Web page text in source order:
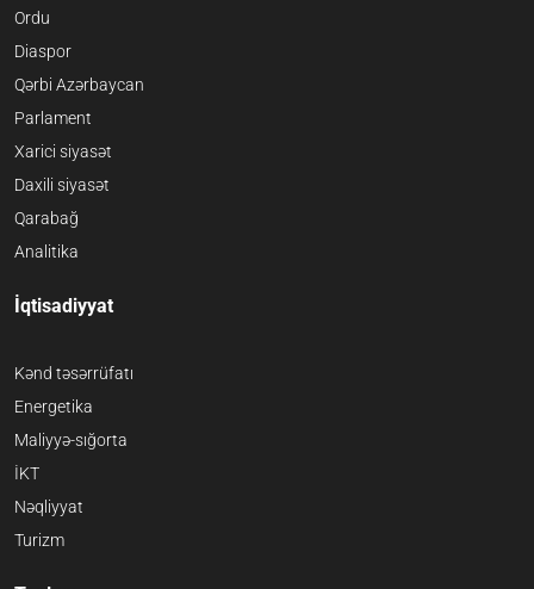
Ordu
Diaspor
Qərbi Azərbaycan
Parlament
Xarici siyasət
Daxili siyasət
Qarabağ
Analitika
İqtisadiyyat
Kənd təsərrüfatı
Energetika
Maliyyə-sığorta
İKT
Nəqliyyat
Turizm